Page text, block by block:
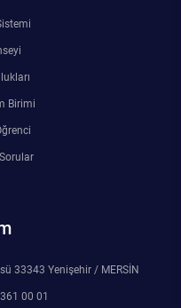
Birimi
33343 Yenişehir / MERSİN
00 01